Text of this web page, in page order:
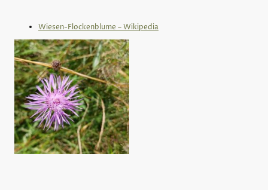
Wiesen-Flockenblume – Wikipedia